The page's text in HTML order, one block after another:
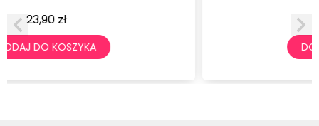
DODAJ DO KOSZYKA